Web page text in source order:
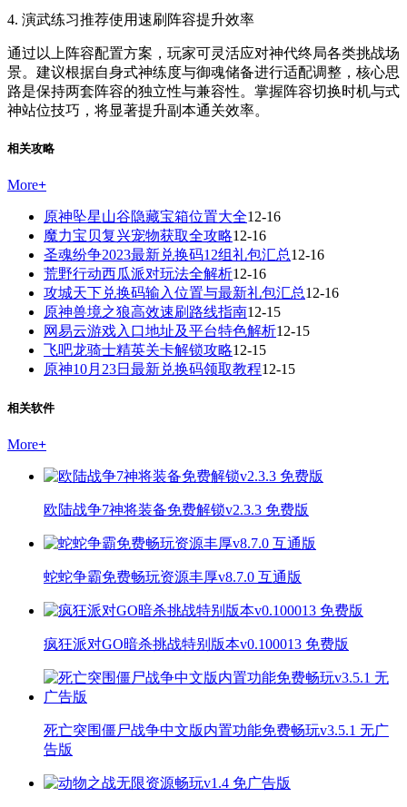
4. 演武练习推荐使用速刷阵容提升效率
通过以上阵容配置方案，玩家可灵活应对神代终局各类挑战场
景。建议根据自身式神练度与御魂储备进行适配调整，核心思
路是保持两套阵容的独立性与兼容性。掌握阵容切换时机与式
神站位技巧，将显著提升副本通关效率。
相关攻略
More+
原神坠星山谷隐藏宝箱位置大全12-16
魔力宝贝复兴宠物获取全攻略12-16
圣魂纷争2023最新兑换码12组礼包汇总12-16
荒野行动西瓜派对玩法全解析12-16
攻城天下兑换码输入位置与最新礼包汇总12-16
原神兽境之狼高效速刷路线指南12-15
网易云游戏入口地址及平台特色解析12-15
飞吧龙骑士精英关卡解锁攻略12-15
原神10月23日最新兑换码领取教程12-15
相关软件
More+
欧陆战争7神将装备免费解锁v2.3.3 免费版
蛇蛇争霸免费畅玩资源丰厚v8.7.0 互通版
疯狂派对GO暗杀挑战特别版本v0.100013 免费版
死亡突围僵尸战争中文版内置功能免费畅玩v3.5.1 无广
告版